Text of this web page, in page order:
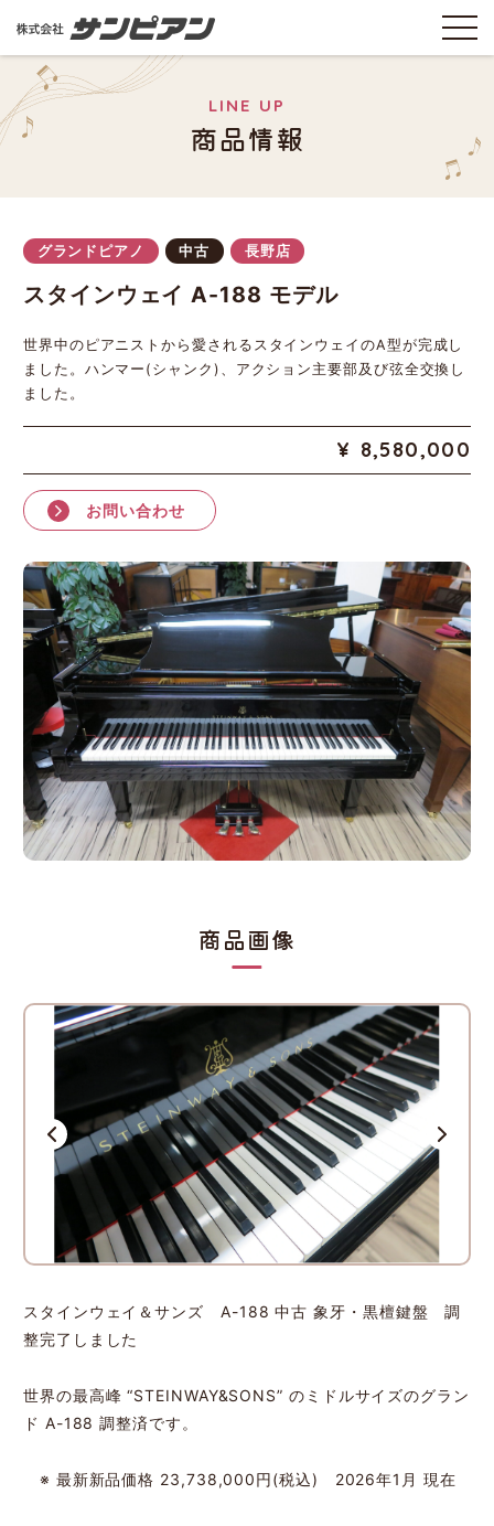
LINE UP
商品情報
グランドピアノ 中古 長野店
スタインウェイ A-188 モデル
世界中のピアニストから愛されるスタインウェイのA型が完成し
ました。ハンマー(シャンク)、アクション主要部及び弦全交換し
ました。
8,580,000
お問い合わせ
商品画像
スタインウェイ＆サンズ A-188 中古 象牙・黒檀鍵盤 調
整完了しました
世界の最高峰 “STEINWAY&SONS” のミドルサイズのグラン
ド A-188 調整済です。
※ 最新新品価格 23,738,000円(税込) 2026年1月 現在